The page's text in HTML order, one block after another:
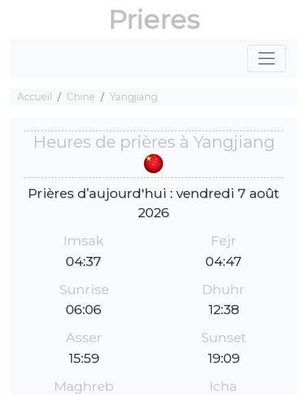
Prieres
Accueil Chine Yangjiang
Heures de prières à Yangjiang
Prières d’aujourd'hui : vendredi 7 août
2026
Imsak
04:37
Fejr
04:47
Sunrise
06:06
Dhuhr
12:38
Asser
15:59
Sunset
19:09
Maghreb
Icha